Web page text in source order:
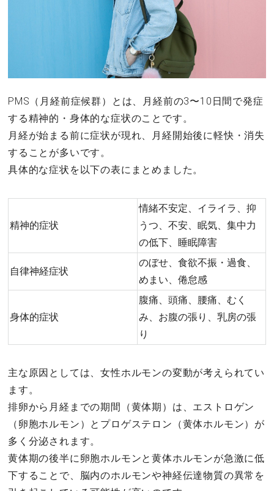
PMS（月経前症候群）とは、月経前の3〜10日間で発症
する精神的・身体的な症状のことです。
月経が始まる前に症状が現れ、月経開始後に軽快・消失
することが多いです。
具体的な症状を以下の表にまとめました。
精神的症状
情緒不安定、イライラ、抑
うつ、不安、眠気、集中力
の低下、睡眠障害
自律神経症状
のぼせ、食欲不振・過食、
めまい、倦怠感
身体的症状
腹痛、頭痛、腰痛、むく
み、お腹の張り、乳房の張
り
主な原因としては、女性ホルモンの変動が考えられてい
ます。
排卵から月経までの期間（黄体期）は、エストロゲン
（卵胞ホルモン）とプロゲステロン（黄体ホルモン）が
多く分泌されます。
黄体期の後半に卵胞ホルモンと黄体ホルモンが急激に低
下することで、脳内のホルモンや神経伝達物質の異常を